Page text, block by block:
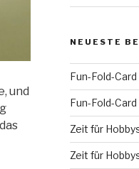
und
NEUESTE
Fun-Fold-
Fun-Fold-
Zeit für
Zeit für